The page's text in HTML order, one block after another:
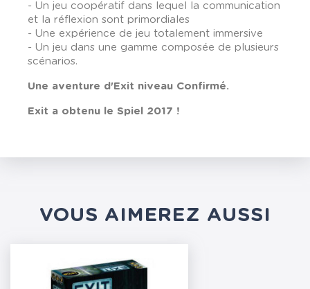
- Un jeu coopératif dans lequel la communication
et la réflexion sont primordiales
- Une expérience de jeu totalement immersive
- Un jeu dans une gamme composée de plusieurs
scénarios.
Une aventure d'Exit niveau Confirmé.
Exit a obtenu le Spiel 2017 !
VOUS AIMEREZ AUSSI